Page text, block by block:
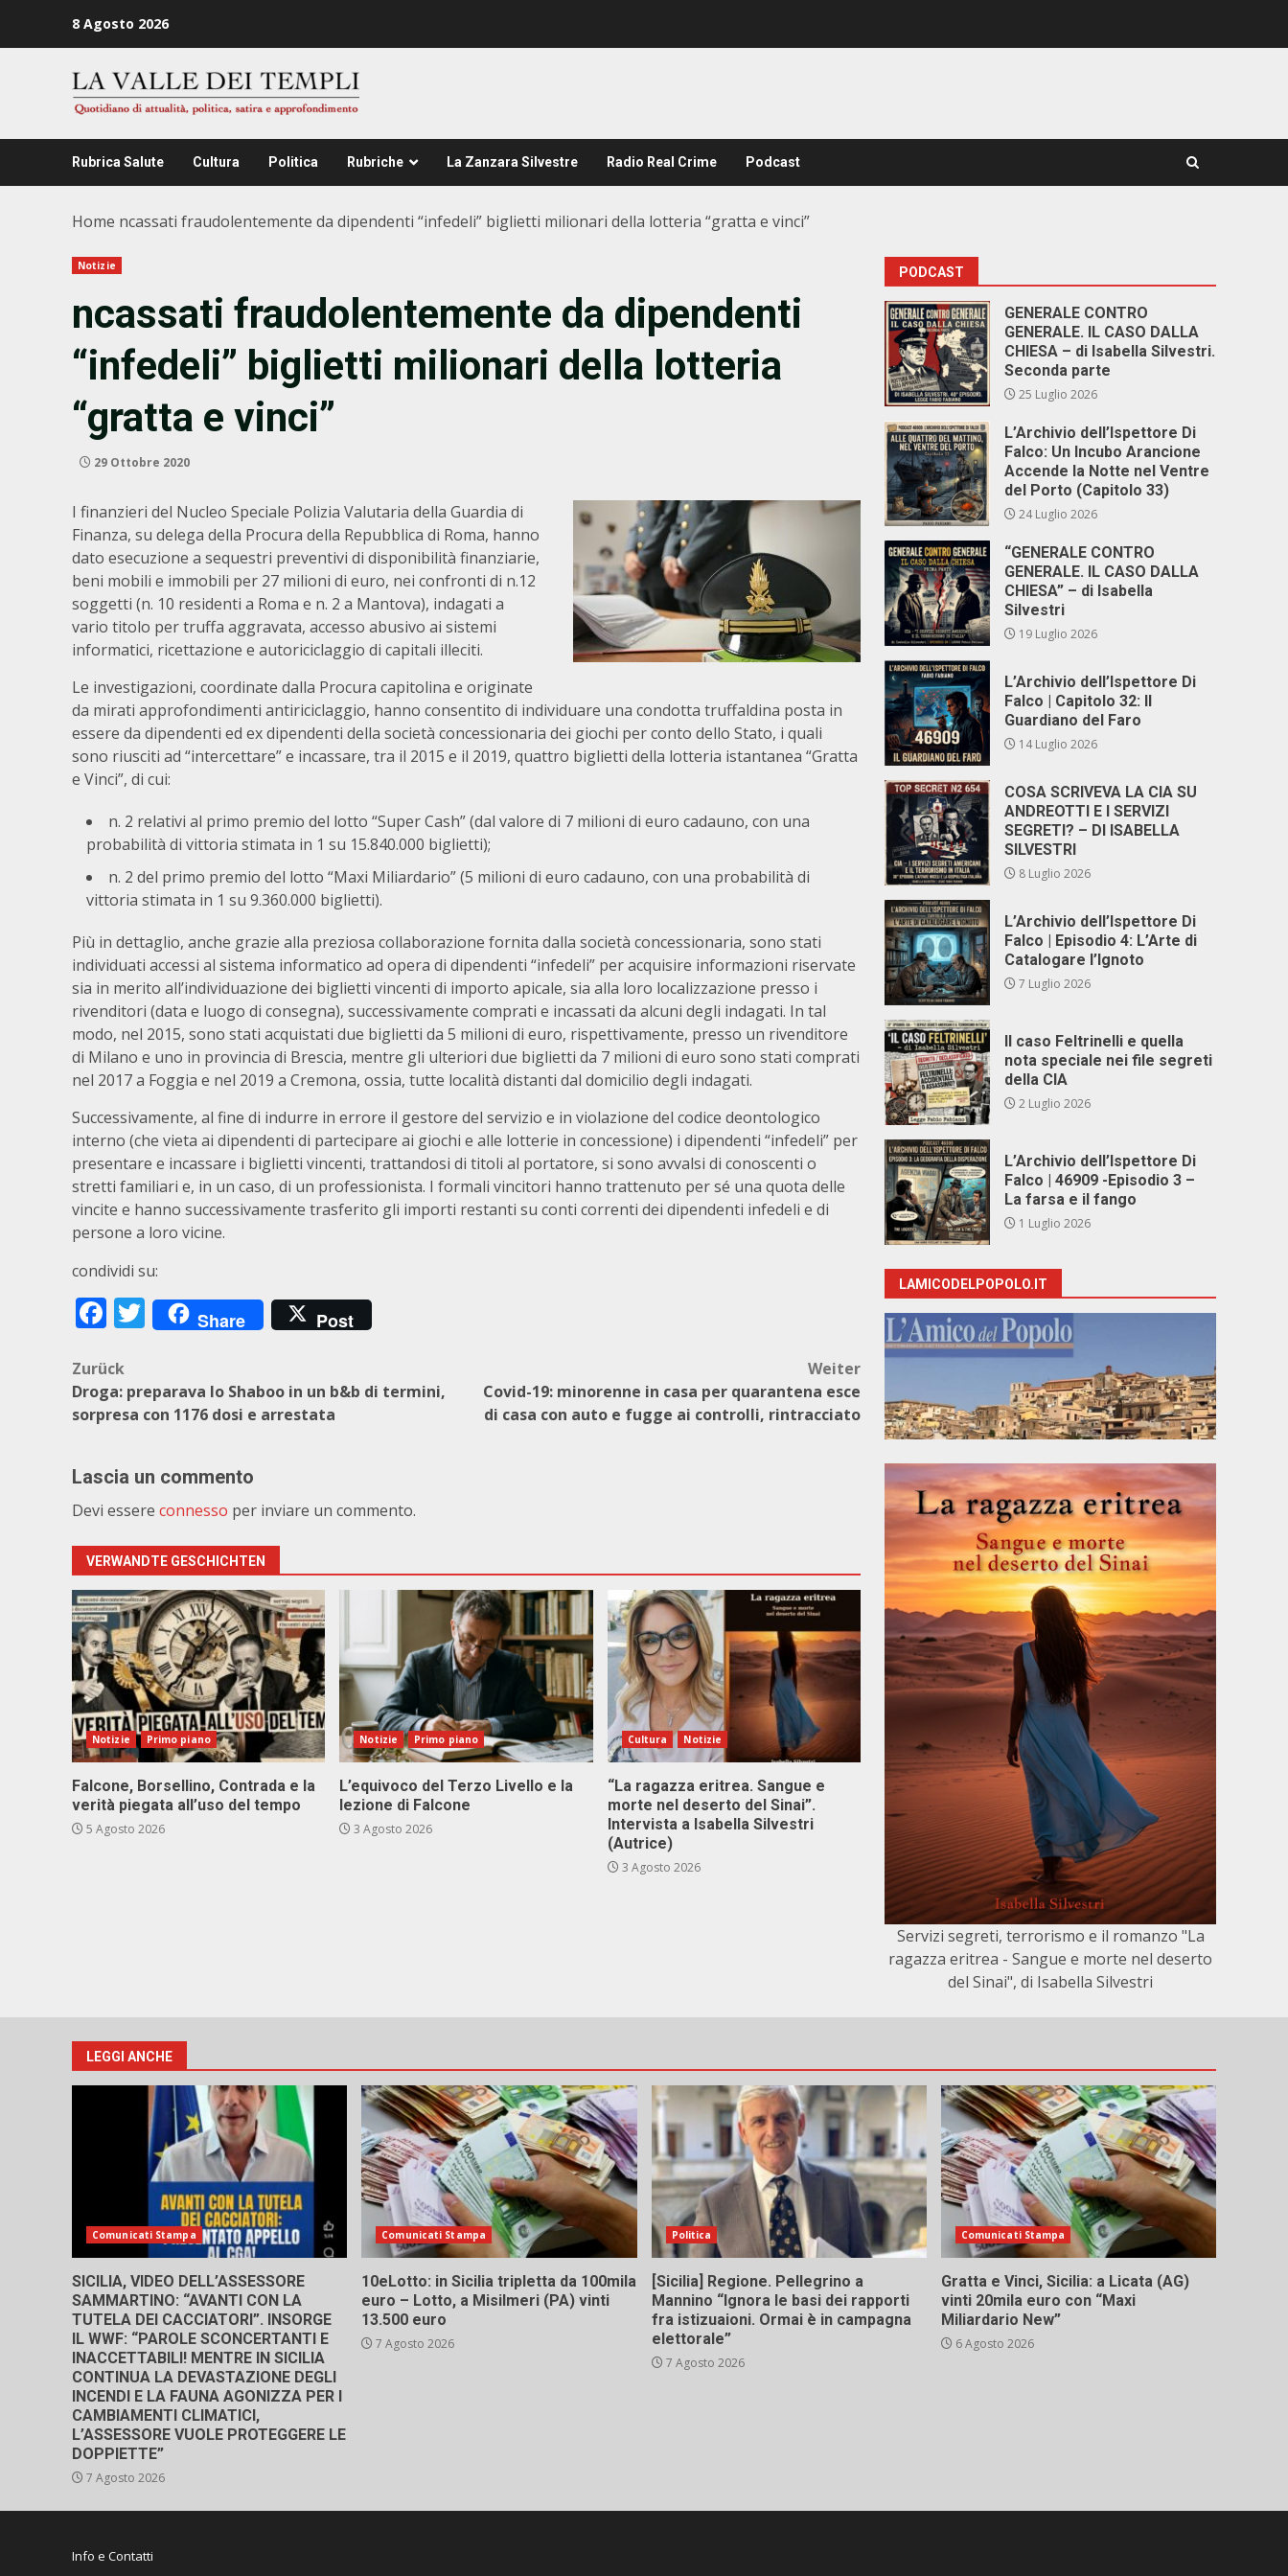
8 Agosto 2026
Rubrica Salute Cultura Politica Rubriche La Zanzara Silvestre Radio Real Crime Podcast
Home ncassati fraudolentemente da dipendenti “infedeli” biglietti milionari della lotteria “gratta e vinci”
Notizie
ncassati fraudolentemente da dipendenti
“infedeli” biglietti milionari della lotteria
“gratta e vinci”
29 Ottobre 2020
I finanzieri del Nucleo Speciale Polizia Valutaria della Guardia di
Finanza, su delega della Procura della Repubblica di Roma, hanno
dato esecuzione a sequestri preventivi di disponibilità finanziarie,
beni mobili e immobili per 27 milioni di euro, nei confronti di n.12
soggetti (n. 10 residenti a Roma e n. 2 a Mantova), indagati a
vario titolo per truffa aggravata, accesso abusivo ai sistemi
informatici, ricettazione e autoriciclaggio di capitali illeciti.
Le investigazioni, coordinate dalla Procura capitolina e originate
da mirati approfondimenti antiriciclaggio, hanno consentito di individuare una condotta truffaldina posta in
essere da dipendenti ed ex dipendenti della società concessionaria dei giochi per conto dello Stato, i quali
sono riusciti ad “intercettare” e incassare, tra il 2015 e il 2019, quattro biglietti della lotteria istantanea “Gratta
e Vinci”, di cui:
n. 2 relativi al primo premio del lotto “Super Cash” (dal valore di 7 milioni di euro cadauno, con una
probabilità di vittoria stimata in 1 su 15.840.000 biglietti);
n. 2 del primo premio del lotto “Maxi Miliardario” (5 milioni di euro cadauno, con una probabilità di
vittoria stimata in 1 su 9.360.000 biglietti).
Più in dettaglio, anche grazie alla preziosa collaborazione fornita dalla società concessionaria, sono stati
individuati accessi al sistema informatico ad opera di dipendenti “infedeli” per acquisire informazioni riservate
sia in merito all’individuazione dei biglietti vincenti di importo apicale, sia alla loro localizzazione presso i
rivenditori (data e luogo di consegna), successivamente comprati e incassati da alcuni degli indagati. In tal
modo, nel 2015, sono stati acquistati due biglietti da 5 milioni di euro, rispettivamente, presso un rivenditore
di Milano e uno in provincia di Brescia, mentre gli ulteriori due biglietti da 7 milioni di euro sono stati comprati
nel 2017 a Foggia e nel 2019 a Cremona, ossia, tutte località distanti dal domicilio degli indagati.
Successivamente, al fine di indurre in errore il gestore del servizio e in violazione del codice deontologico
interno (che vieta ai dipendenti di partecipare ai giochi e alle lotterie in concessione) i dipendenti “infedeli” per
presentare e incassare i biglietti vincenti, trattandosi di titoli al portatore, si sono avvalsi di conoscenti o
stretti familiari e, in un caso, di un professionista. I formali vincitori hanno trattenuto per sé una quota delle
vincite e hanno successivamente trasferito gli importi restanti su conti correnti dei dipendenti infedeli e di
persone a loro vicine.
condividi su:
Facebook
Twitter
Share Post
Beitragsnavigation
Zurück
Droga: preparava lo Shaboo in un b&b di termini,
sorpresa con 1176 dosi e arrestata
Weiter
Covid-19: minorenne in casa per quarantena esce
di casa con auto e fugge ai controlli, rintracciato
Lascia un commento
Devi essere connesso per inviare un commento.
VERWANDTE GESCHICHTEN
Notizie Primo piano
Falcone, Borsellino, Contrada e la
verità piegata all’uso del tempo
5 Agosto 2026
Notizie Primo piano
L’equivoco del Terzo Livello e la
lezione di Falcone
3 Agosto 2026
Cultura Notizie
“La ragazza eritrea. Sangue e
morte nel deserto del Sinai”.
Intervista a Isabella Silvestri
(Autrice)
3 Agosto 2026
PODCAST
GENERALE CONTRO
GENERALE. IL CASO DALLA
CHIESA – di Isabella Silvestri.
Seconda parte
25 Luglio 2026
L’Archivio dell’Ispettore Di
Falco: Un Incubo Arancione
Accende la Notte nel Ventre
del Porto (Capitolo 33)
24 Luglio 2026
“GENERALE CONTRO
GENERALE. IL CASO DALLA
CHIESA” – di Isabella
Silvestri
19 Luglio 2026
L’Archivio dell’Ispettore Di
Falco | Capitolo 32: Il
Guardiano del Faro
14 Luglio 2026
COSA SCRIVEVA LA CIA SU
ANDREOTTI E I SERVIZI
SEGRETI? – DI ISABELLA
SILVESTRI
8 Luglio 2026
L’Archivio dell’Ispettore Di
Falco | Episodio 4: L’Arte di
Catalogare l’Ignoto
7 Luglio 2026
Il caso Feltrinelli e quella
nota speciale nei file segreti
della CIA
2 Luglio 2026
L’Archivio dell’Ispettore Di
Falco | 46909 -Episodio 3 –
La farsa e il fango
1 Luglio 2026
LAMICODELPOPOLO.IT
Servizi segreti, terrorismo e il romanzo "La
ragazza eritrea - Sangue e morte nel deserto
del Sinai", di Isabella Silvestri
LEGGI ANCHE
Comunicati Stampa
SICILIA, VIDEO DELL’ASSESSORE
SAMMARTINO: “AVANTI CON LA
TUTELA DEI CACCIATORI”. INSORGE
IL WWF: “PAROLE SCONCERTANTI E
INACCETTABILI! MENTRE IN SICILIA
CONTINUA LA DEVASTAZIONE DEGLI
INCENDI E LA FAUNA AGONIZZA PER I
CAMBIAMENTI CLIMATICI,
L’ASSESSORE VUOLE PROTEGGERE LE
DOPPIETTE”
7 Agosto 2026
Comunicati Stampa
10eLotto: in Sicilia tripletta da 100mila
euro – Lotto, a Misilmeri (PA) vinti
13.500 euro
7 Agosto 2026
Politica
[Sicilia] Regione. Pellegrino a
Mannino “Ignora le basi dei rapporti
fra istizuaioni. Ormai è in campagna
elettorale”
7 Agosto 2026
Comunicati Stampa
Gratta e Vinci, Sicilia: a Licata (AG)
vinti 20mila euro con “Maxi
Miliardario New”
6 Agosto 2026
Info e Contatti